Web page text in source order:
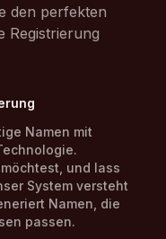
den perfekten
Registrierung
Namen mit
und lass
System versteht
Namen, die
passen.